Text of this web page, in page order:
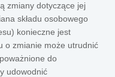
zmiany dotyczące jej
składu osobowego
konieczne jest
o zmianie może utrudnić
do
udowodnić